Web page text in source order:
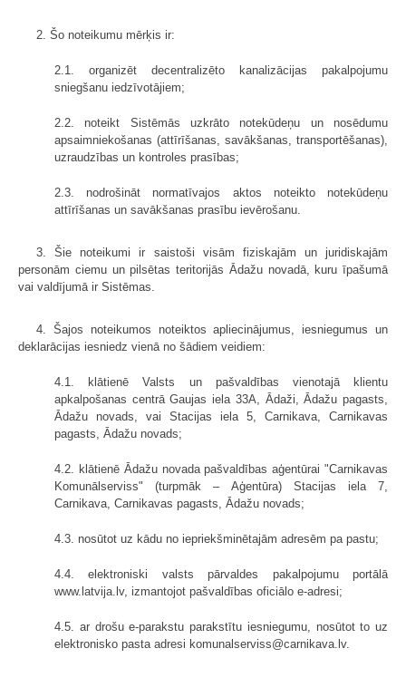
2. Šo noteikumu mērķis ir:
2.1. organizēt decentralizēto kanalizācijas pakalpojumu
sniegšanu iedzīvotājiem;
2.2. noteikt Sistēmās uzkrāto notekūdeņu un nosēdumu
apsaimniekošanas (attīrīšanas, savākšanas, transportēšanas),
uzraudzības un kontroles prasības;
2.3. nodrošināt normatīvajos aktos noteikto notekūdeņu
attīrīšanas un savākšanas prasību ievērošanu.
3. Šie noteikumi ir saistoši visām fiziskajām un juridiskajām
personām ciemu un pilsētas teritorijās Ādažu novadā, kuru īpašumā
vai valdījumā ir Sistēmas.
4. Šajos noteikumos noteiktos apliecinājumus, iesniegumus un
deklarācijas iesniedz vienā no šādiem veidiem:
4.1. klātienē Valsts un pašvaldības vienotajā klientu
apkalpošanas centrā Gaujas iela 33A, Ādaži, Ādažu pagasts,
Ādažu novads, vai Stacijas iela 5, Carnikava, Carnikavas
pagasts, Ādažu novads;
4.2. klātienē Ādažu novada pašvaldības aģentūrai "Carnikavas
Komunālserviss" (turpmāk – Aģentūra) Stacijas iela 7,
Carnikava, Carnikavas pagasts, Ādažu novads;
4.3. nosūtot uz kādu no iepriekšminētajām adresēm pa pastu;
4.4. elektroniski valsts pārvaldes pakalpojumu portālā
www.latvija.lv, izmantojot pašvaldības oficiālo e-adresi;
4.5. ar drošu e-parakstu parakstītu iesniegumu, nosūtot to uz
elektronisko pasta adresi komunalserviss@carnikava.lv.